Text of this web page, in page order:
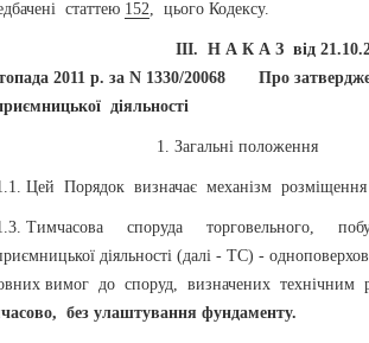
статтею 152, цього Кодексу.
Н А К А З від
2011 р. за N 1330/20068
Про
діяльності
Загальні положення
Цей Порядок визначає механізм розміщення
Тимчасова споруда торговельного,
діяльності (далі - ТС) -
вимог до споруд, визначених технічним
без улаштування фундаменту.